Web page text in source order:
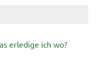
erledige ich wo?